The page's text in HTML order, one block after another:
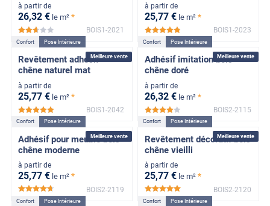
à partir de
26,32 € le m² *
*****
BOIS1-2021
à partir de
25,77 € le m² *
*****
BOIS1-2023
Meilleure vente
Confort Pose Intérieure
Revêtement adhésif
chêne naturel mat
à partir de
25,77 € le m² *
*****
BOIS1-2042
Meilleure vente
Confort Pose Intérieure
Adhésif imitation bois
chêne doré
à partir de
26,32 € le m² *
*****
BOIS2-2115
Meilleure vente
Confort Pose Intérieure
Adhésif pour meuble bois
chêne moderne
à partir de
25,77 € le m² *
*****
BOIS2-2119
Meilleure vente
Confort Pose Intérieure
Revêtement décoratif bois
chêne vieilli
à partir de
25,77 € le m² *
BOIS2-2120
Confort Pose Intérieure Confort Pose Intérieure